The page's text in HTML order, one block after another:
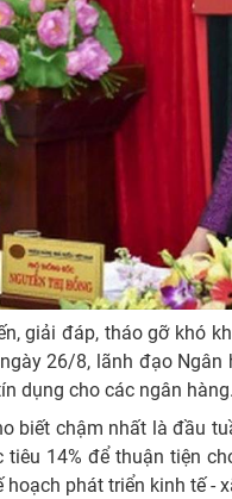
giải đáp, tháo gỡ khó
26/8, lãnh đạo
dụng cho các ngân hàng.
biết chậm nhất là đầu
14% để thuận tiện
phát triển kinh tế -